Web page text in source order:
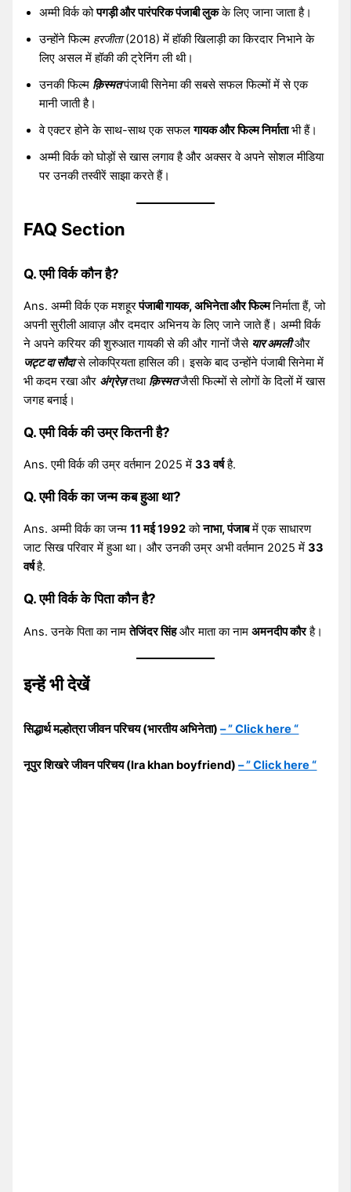
अम्मी विर्क कोपगड़ी और पारंपरिक पंजाबी लुकके लिए जाना जाता है।
उन्होंने फिल्म हरजीता(2018) में हॉकी खिलाड़ी का किरदार निभाने के
लिए असल में हॉकी की ट्रेनिंग ली थी।
उनकी फिल्म क़िस्मतपंजाबी सिनेमा की सबसे सफल फिल्मों में से एक
मानी जाती है।
वे एक्टर होने के साथ-साथ एक सफलगायक और फिल्म निर्माताभी हैं।
अम्मी विर्क को घोड़ों से खास लगाव है और अक्सर वे अपने सोशल मीडिया
पर उनकी तस्वीरें साझा करते हैं।
FAQ Section
Q. एमी विर्क कौन है?
Ans. अम्मी विर्क एक मशहूरपंजाबी गायक, अभिनेता और फिल्मनिर्माता हैं, जो
अपनी सुरीली आवाज़ और दमदार अभिनय के लिए जाने जाते हैं। अम्मी विर्क
ने अपने करियर की शुरुआत गायकी से की और गानों जैसे यार अमलीऔर
जट्ट दा सौदासे लोकप्रियता हासिल की। इसके बाद उन्होंने पंजाबी सिनेमा में
भी कदम रखा और अंग्रेज़तथा क़िस्मतजैसी फिल्मों से लोगों के दिलों में खास
जगह बनाई।
Q. एमी विर्क की उम्र कितनी है?
Ans. एमी विर्क की उम्र वर्तमान 2025 में33 वर्षहै.
Q. एमी विर्क का जन्म कब हुआ था?
Ans. अम्मी विर्क का जन्म11 मई 1992कोनाभा, पंजाबमें एक साधारण
जाट सिख परिवार में हुआ था। और उनकी उम्र अभी वर्तमान 2025 में33
वर्षहै.
Q. एमी विर्क के पिता कौन है?
Ans. उनके पिता का नामतेजिंदर सिंहऔर माता का नामअमनदीप कौरहै।
इन्हें भी देखें
सिद्धार्थ मल्होत्रा जीवन परिचय (भारतीय अभिनेता)– ” Click here “
नूपुर शिखरे जीवन परिचय (Ira khan boyfriend)– ” Click here “